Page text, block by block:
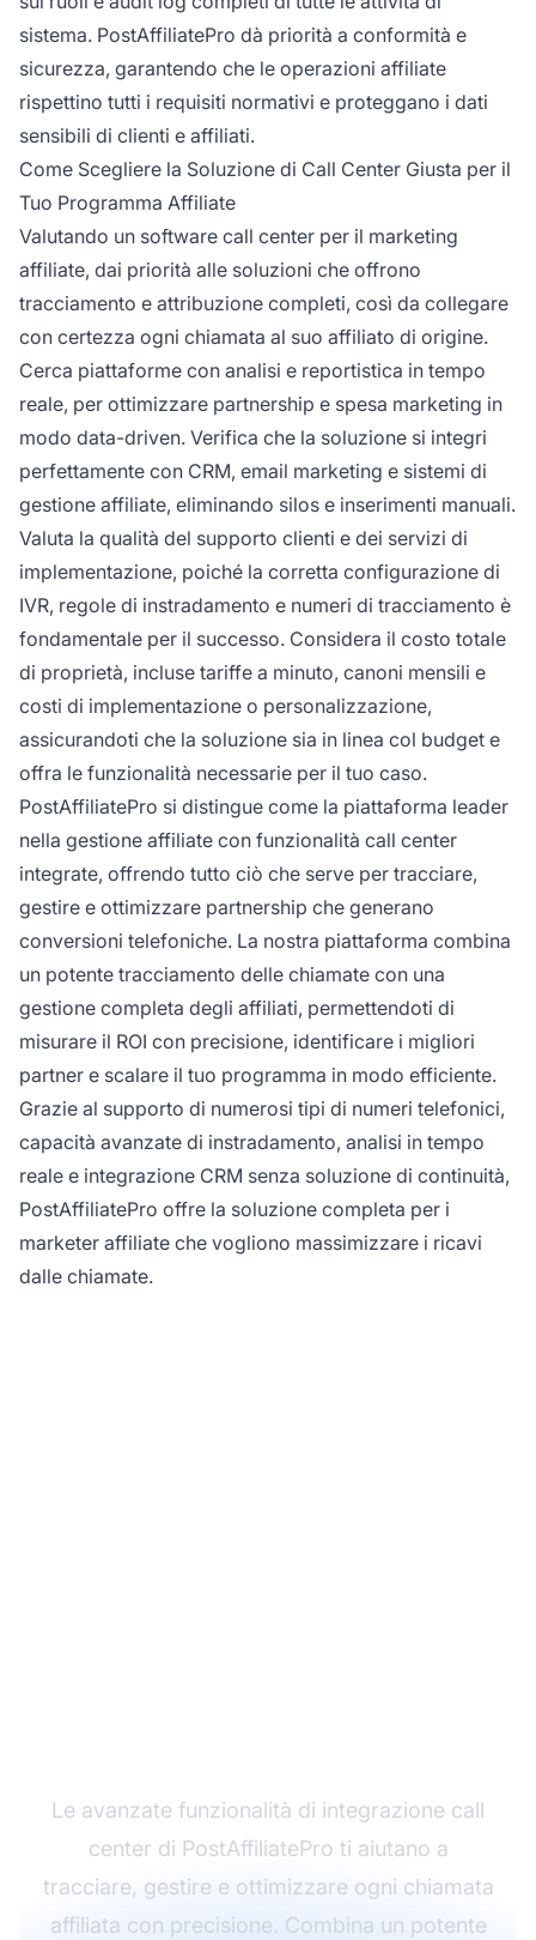
sistema. PostAffiliatePro dà priorità a conformità e
sicurezza, garantendo che le operazioni affiliate
rispettino tutti i requisiti normativi e proteggano i dati
sensibili di clienti e affiliati.
Come Scegliere la Soluzione di Call Center Giusta per il
Tuo Programma Affiliate
Valutando un software call center per il marketing
affiliate, dai priorità alle soluzioni che offrono
tracciamento e attribuzione completi, così da collegare
con certezza ogni chiamata al suo affiliato di origine.
Cerca piattaforme con analisi e reportistica in tempo
reale, per ottimizzare partnership e spesa marketing in
modo data-driven. Verifica che la soluzione si integri
perfettamente con CRM, email marketing e sistemi di
gestione affiliate, eliminando silos e inserimenti manuali.
Valuta la qualità del supporto clienti e dei servizi di
implementazione, poiché la corretta configurazione di
IVR, regole di instradamento e numeri di tracciamento è
fondamentale per il successo. Considera il costo totale
di proprietà, incluse tariffe a minuto, canoni mensili e
costi di implementazione o personalizzazione,
assicurandoti che la soluzione sia in linea col budget e
offra le funzionalità necessarie per il tuo caso.
PostAffiliatePro si distingue come la piattaforma leader
nella gestione affiliate con funzionalità call center
integrate, offrendo tutto ciò che serve per tracciare,
gestire e ottimizzare partnership che generano
conversioni telefoniche. La nostra piattaforma combina
un potente tracciamento delle chiamate con una
gestione completa degli affiliati, permettendoti di
misurare il ROI con precisione, identificare i migliori
partner e scalare il tuo programma in modo efficiente.
Grazie al supporto di numerosi tipi di numeri telefonici,
capacità avanzate di instradamento, analisi in tempo
reale e integrazione CRM senza soluzione di continuità,
PostAffiliatePro offre la soluzione completa per i
marketer affiliate che vogliono massimizzare i ricavi
dalle chiamate.
Le avanzate funzionalità di integrazione call
center di PostAffiliatePro ti aiutano a
tracciare, gestire e ottimizzare ogni chiamata
affiliata con precisione. Combina un potente